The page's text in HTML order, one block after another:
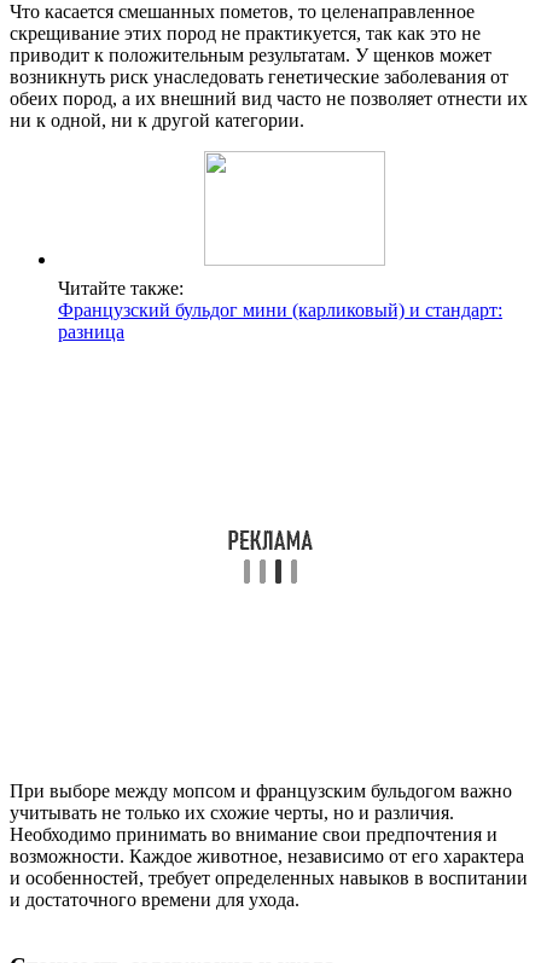
Что касается смешанных пометов, то целенаправленное
скрещивание этих пород не практикуется, так как это не
приводит к положительным результатам. У щенков может
возникнуть риск унаследовать генетические заболевания от
обеих пород, а их внешний вид часто не позволяет отнести их
ни к одной, ни к другой категории.
Читайте также:
Французский бульдог мини (карликовый) и стандарт:
разница
При выборе между мопсом и французским бульдогом важно
учитывать не только их схожие черты, но и различия.
Необходимо принимать во внимание свои предпочтения и
возможности. Каждое животное, независимо от его характера
и особенностей, требует определенных навыков в воспитании
и достаточного времени для ухода.